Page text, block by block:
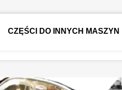
CZĘŚCI DO INNYCH MASZYN